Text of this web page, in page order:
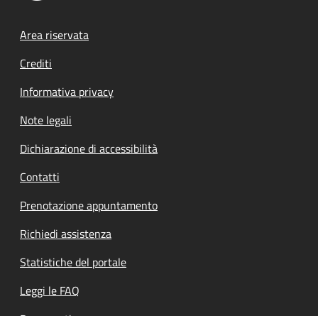
Footer menu
Area riservata
Crediti
Informativa privacy
Note legali
Dichiarazione di accessibilità
Contatti
Prenotazione appuntamento
Richiedi assistenza
Statistiche del portale
Leggi le FAQ